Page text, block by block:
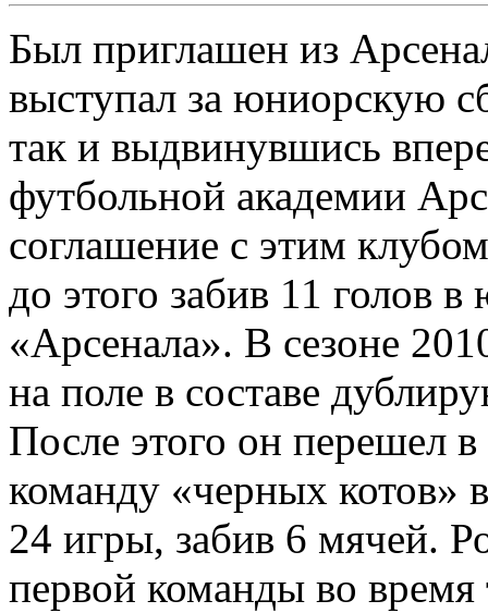
Был приглашен из
выступал за юниорскую
так и выдвинувшись
футбольной академии
соглашение с этим
до этого забив 11 голов
«Арсенала». В сезоне
на поле в составе
После этого он перешел
команду «черных котов»
24 игры, забив 6 мячей.
первой команды во